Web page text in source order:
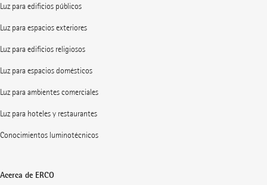
Luz para edificios públicos
Luz para espacios exteriores
Luz para edificios religiosos
Luz para espacios domésticos
Luz para ambientes comerciales
Luz para hoteles y restaurantes
Conocimientos luminotécnicos
Acerca de ERCO